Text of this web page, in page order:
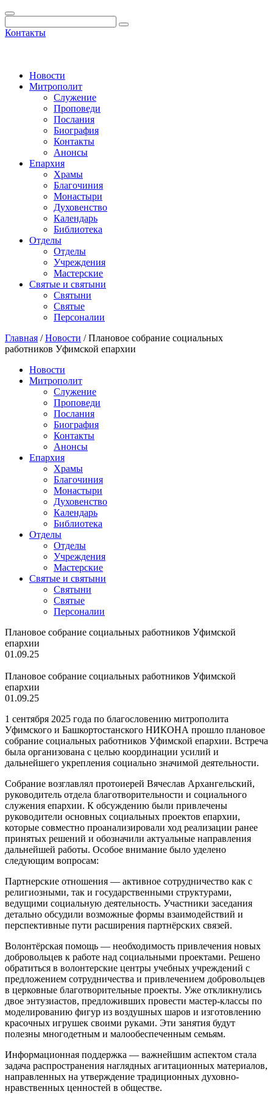
Контакты
Новости
Митрополит
Служение
Проповеди
Послания
Биография
Контакты
Анонсы
Епархия
Храмы
Благочиния
Монастыри
Духовенство
Календарь
Библиотека
Отделы
Отделы
Учреждения
Мастерские
Святые и святыни
Cвятыни
Cвятые
Персоналии
Главная /Новости /Плановое собрание социальных
работников Уфимской епархии
Новости
Митрополит
Служение
Проповеди
Послания
Биография
Контакты
Анонсы
Епархия
Храмы
Благочиния
Монастыри
Духовенство
Календарь
Библиотека
Отделы
Отделы
Учреждения
Мастерские
Святые и святыни
Cвятыни
Cвятые
Персоналии
Плановое собрание социальных работников Уфимской
епархии
01.09.25
Плановое собрание социальных работников Уфимской
епархии
01.09.25
1 сентября 2025 года по благословению митрополита
Уфимского и Башкортостанского НИКОНА прошло плановое
собрание социальных работников Уфимской епархии. Встреча
была организована с целью координации усилий и
дальнейшего укрепления социально значимой деятельности.
Собрание возглавлял протоиерей Вячеслав Архангельский,
руководитель отдела благотворительности и социального
служения епархии. К обсуждению были привлечены
руководители основных социальных проектов епархии,
которые совместно проанализировали ход реализации ранее
принятых решений и обозначили актуальные направления
дальнейшей работы. Особое внимание было уделено
следующим вопросам:
Партнерские отношения — активное сотрудничество как с
религиозными, так и государственными структурами,
ведущими социальную деятельность. Участники заседания
детально обсудили возможные формы взаимодействий и
перспективные пути расширения партнёрских связей.
Волонтёрская помощь — необходимость привлечения новых
добровольцев к работе над социальными проектами. Решено
обратиться в волонтерские центры учебных учреждений с
предложением сотрудничества и привлечением добровольцев
в церковные благотворительные проекты. Уже откликнулись
двое энтузиастов, предложивших провести мастер-классы по
моделированию фигур из воздушных шаров и изготовлению
красочных игрушек своими руками. Эти занятия будут
полезны многодетным и малообеспеченным семьям.
Информационная поддержка — важнейшим аспектом стала
задача распространения наглядных агитационных материалов,
направленных на утверждение традиционных духовно-
нравственных ценностей в обществе.